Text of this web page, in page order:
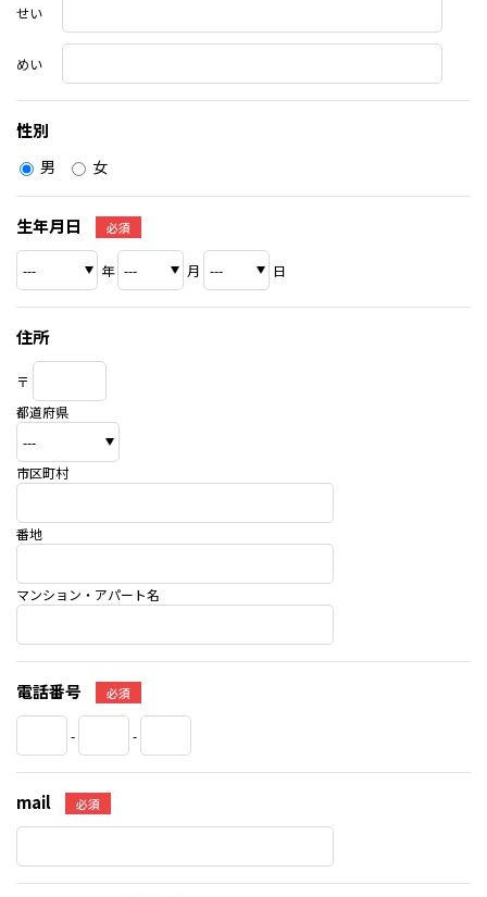
せい
めい
性別
男 女
生年月日 必須
年 月 日
住所
〒
都道府県
市区町村
番地
マンション・アパート名
電話番号 必須
- -
mail 必須